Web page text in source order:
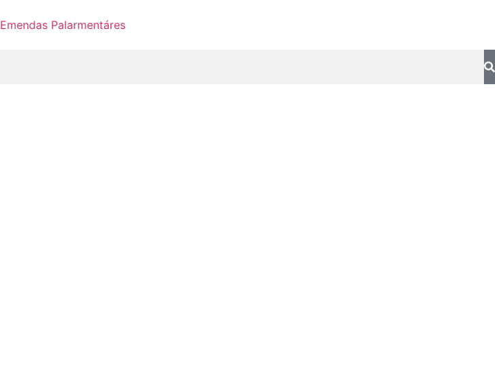
Emendas Palarmentáres